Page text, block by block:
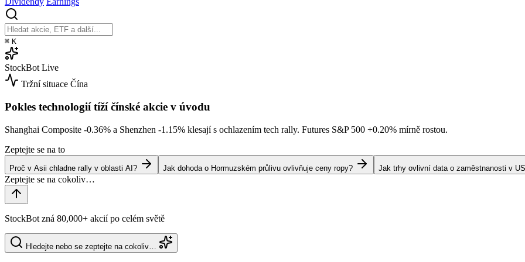
⌘ K
StockBot Live
Tržní situace Čína
Pokles technologií tíží čínské akcie v úvodu
Shanghai Composite -0.36% a Shenzhen -1.15% klesají s ochlazením tech rally. Futures S&P 500 +0.20% mírně rostou.
Zeptejte se na to
Proč v Asii chladne rally v oblasti AI? Jak dohoda o Hormuzském průlivu ovlivňuje ceny ropy? Jak trhy ovlivní data o zaměstnanosti v
StockBot zná 80,000+ akcií po celém světě
Hledejte nebo se zeptejte na cokoliv…